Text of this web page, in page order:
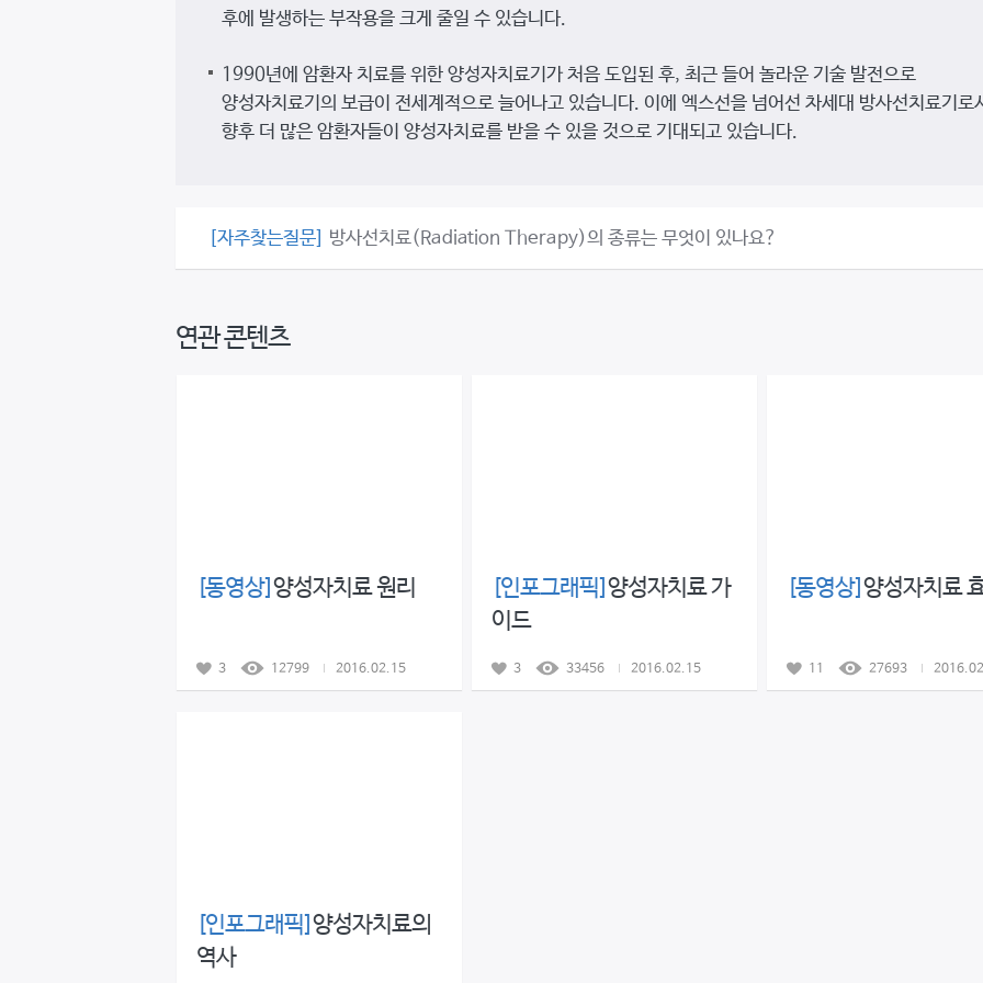
후에 발생하는 부작용을 크게 줄일 수 있습니다.
1990년에 암환자 치료를 위한 양성자치료기가 처음 도입된 후, 최근 들어 놀라운 기술 발전으로
양성자치료기의 보급이 전세계적으로 늘어나고 있습니다. 이에 엑스선을 넘어선 차세대 방사선치료기로
향후 더 많은 암환자들이 양성자치료를 받을 수 있을 것으로 기대되고 있습니다.
[자주찾는질문] 방사선치료(Radiation Therapy)의 종류는 무엇이 있나요?
연관 콘텐츠
[동영상] 양성자치료 원리
3 12799 2016.02.15
[인포그래픽] 양성자치료 가
이드
3 33456 2016.02.15
[동영상] 양성자치료
11 27693
[인포그래픽] 양성자치료의
역사